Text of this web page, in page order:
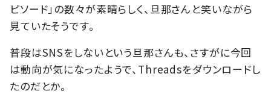
ピソード」の数々が素晴らしく、旦那さんと笑いながら
見ていたそうです。
普段はSNSをしないという旦那さんも、さすがに今回
は動向が気になったようで、Threadsをダウンロードし
たのだとか。